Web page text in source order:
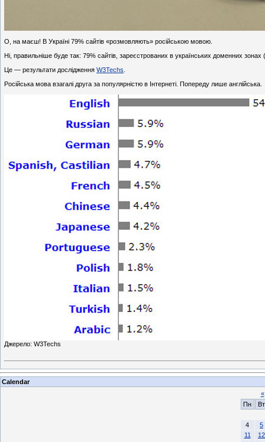
О, на маєш! В Україні 79% сайтів «розмовляють» російською мовою.
Ні, правильніше буде так: 79% сайтів, зареєстрованих в українських доменних
Це — результати дослідження W3Techs
Російська мова взагалі друга за популярністю в Інтернеті. Попереду лише англійська.
Джерело: W3Techs
Calendar
«
Пн
Вт
4
5
11
12